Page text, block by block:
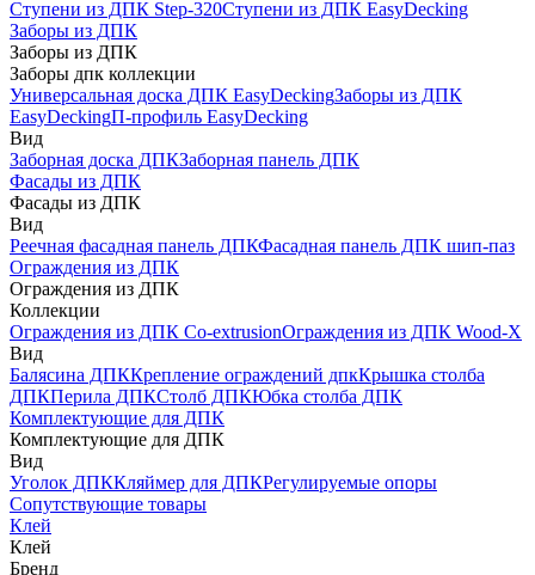
Ступени из ДПК Step-320Ступени из ДПК EasyDecking
Заборы из ДПК
Заборы из ДПК
Заборы дпк коллекции
Универсальная доска ДПК EasyDeckingЗаборы из ДПК
EasyDeckingП-профиль EasyDecking
Вид
Заборная доска ДПКЗаборная панель ДПК
Фасады из ДПК
Фасады из ДПК
Вид
Реечная фасадная панель ДПКФасадная панель ДПК шип-паз
Ограждения из ДПК
Ограждения из ДПК
Коллекции
Ограждения из ДПК Co-extrusionОграждения из ДПК Wood-X
Вид
Балясина ДПККрепление ограждений дпкКрышка столба
ДПКПерила ДПКСтолб ДПКЮбка столба ДПК
Комплектующие для ДПК
Комплектующие для ДПК
Вид
Уголок ДПККляймер для ДПКРегулируемые опоры
Сопутствующие товары
Клей
Клей
Бренд